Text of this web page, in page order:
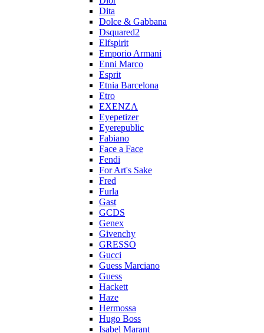
Dita
Dolce & Gabbana
Dsquared2
Elfspirit
Emporio Armani
Enni Marco
Esprit
Etnia Barcelona
Etro
EXENZA
Eyepetizer
Eyerepublic
Fabiano
Face a Face
Fendi
For Art's Sake
Fred
Furla
Gast
GCDS
Genex
Givenchy
GRESSO
Gucci
Guess Marciano
Guess
Hackett
Haze
Hermossa
Hugo Boss
Isabel Marant